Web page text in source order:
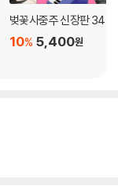
벚꽃사중주 신장판 34
5,400원
10%